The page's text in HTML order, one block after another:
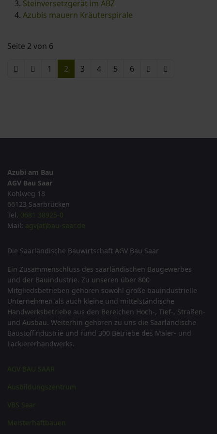
Steinversetzgerät im ABZ
Azubis mauern Kräuterspirale
Seite 2 von 6
1 2 3 4 5 6
Azubi am Bau
AGV Bau Saar
Kohlweg 18
66123 Saarbrücken
Tel. 0681 38925-0
Mail: agv(at)bau-saar.de
Die Saarländische Bauwirtschaft AGV Bau Saar
Ein Zusammenschluss des saarländischen Baugewerbes
und der Bauindustrie. Zu unseren über 800
Mitgliedsbetrieben gehören sowohl große bauindustrielle
Unternehmen als auch kleine und mittelständische
Handwerksbetriebe aus den Bereichen Hoch-, Tief-, Straßen-
und Ausbau. Weiterhin gehören zu uns die Saarländische
Baustoffindustrie und rund 300 Betriebe des Maler- und
Lackiererhandwerks.
AGV BAU SAAR
Ausbildungszentrum
VBS Saar
Meisterhaftbauen